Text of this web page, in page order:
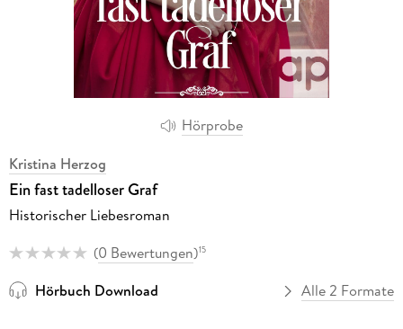
Hörprobe
Kristina Herzog
Ein fast tadelloser Graf
Historischer Liebesroman
(0 Bewertungen)15
Hörbuch Download Alle 2 Formate